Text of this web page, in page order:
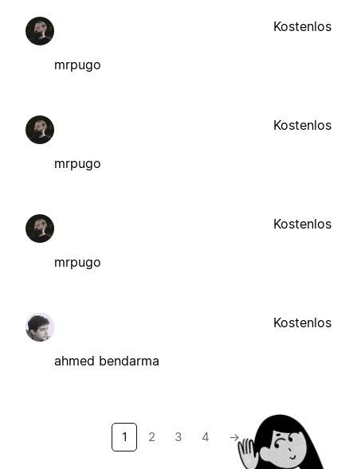
mrpugo
Kostenlos
mrpugo
Kostenlos
mrpugo
Kostenlos
ahmed bendarma
Kostenlos
1 2 3 4 →